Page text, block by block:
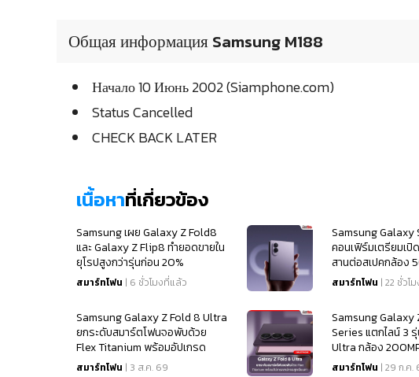
Общая информация Samsung M188
Начало 10 Июнь 2002 (Siamphone.com)
Status Cancelled
CHECK BACK LATER
เนื้อหาที่เกี่ยวข้อง
Samsung เผย Galaxy Z Fold8
และ Galaxy Z Flip8 ทำยอดขายใน
ยุโรปสูงกว่ารุ่นก่อน 20%
สมาร์ทโฟน | 6 ชั่วโมงที่แล้ว
Samsung Galaxy
คอนเฟิร์มเตรียมเ
สานต่อสเปคกล้อง
ไว 45W
สมาร์ทโฟน | 22 ชั่วโ
Samsung Galaxy Z Fold 8 Ultra
ยกระดับสมาร์ตโฟนจอพับด้วย
Flex Titanium พร้อมอัปเกรด
สเปคจอสุดเนียนตา
สมาร์ทโฟน | 3 ส.ค. 69
Samsung Galaxy
Series แตกไลน์ 3
Ultra กล้อง
iPhone 18
สมาร์ทโฟน | 29 ก.ค.